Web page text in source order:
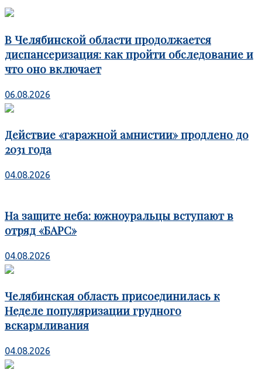
В Челябинской области продолжается
диспансеризация: как пройти обследование и
что оно включает
06.08.2026
Действие «гаражной амнистии» продлено до
2031 года
04.08.2026
На защите неба: южноуральцы вступают в
отряд «БАРС»
04.08.2026
Челябинская область присоединилась к
Неделе популяризации грудного
вскармливания
04.08.2026